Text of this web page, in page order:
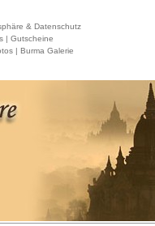
& Datenschutz
| Gutscheine
| Burma Galerie